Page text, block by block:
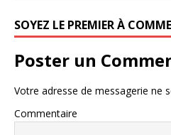
SOYEZ LE PREMIER À
Poster un
Votre adresse de messagerie ne
Commentaire